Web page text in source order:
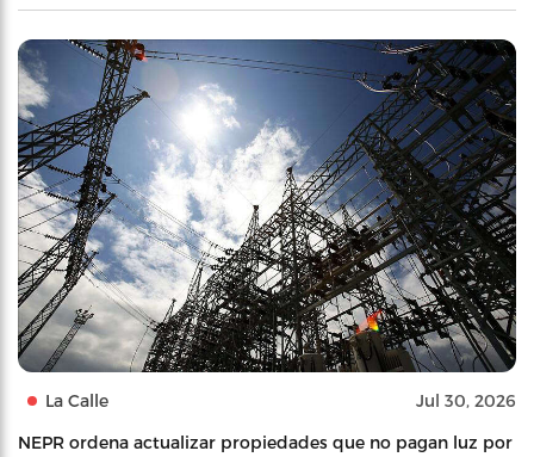
La Calle Jul 30, 2026
NEPR ordena actualizar propiedades que no pagan luz por